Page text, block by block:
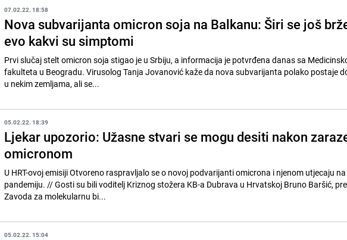
07.02.22. 18:58
Nova subvarijanta omicron soja na Balkanu: Širi se još
evo kakvi su simptomi
Prvi slučaj stelt omicron soja stigao je u Srbiju, a informacija je potvrđena danas sa
fakulteta u Beogradu. Virusolog Tanja Jovanović kaže da nova subvarijanta polako postaje
u nekim zemljama, ali se...
05.02.22. 18:39
Ljekar upozorio: Užasne stvari se mogu desiti nakon
omicronom
U HRT-ovoj emisiji Otvoreno raspravljalo se o novoj podvarijanti omicrona i njenom utjecaju na
pandemiju. // Gosti su bili voditelj Kriznog stožera KB-a Dubrava u Hrvatskoj Bruno Baršić, predstojnica
Zavoda za molekularnu bi...
05.02.22. 15:04